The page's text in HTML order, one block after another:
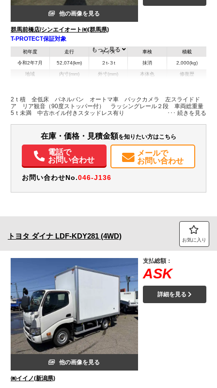
他の画像を見る
群馬前橋店/シンエイオート㈲(群馬県)
T-PROTECT保証対象
初年度
令和2年7月
走行
52,074(km)
サイズ
２t-３t
車検
抹消
積載
2,000(kg)
地域 内寸(mm)
H:1,090
外寸(mm)
H:1,980
本体色 修復歴
装備情報
パワステ
電動格納ミラー
バックモニター
取扱説明書（一部含む）
メンテナンスノート（保証書）
もっと見る
2ｔ積 全低床 パネルバン オートマ車 バックカメラ 左スライドド
ア リア観音（90度ストッパー付） ラッシングレール２段 車両総重量
5ｔ未満 中古ホイル付きスタッドレス有り
在庫・価格・見積金額を知りたい方はこちら
電話で
お問い合わせ
メールで
お問い合わせ
お問い合わせNo.046-J136
トヨタ ダイナ LDF-KDY281 (4WD) お気に入り
他の画像を見る
㈱イイノ(新潟県)
支払総額：
ASK
詳細を見る